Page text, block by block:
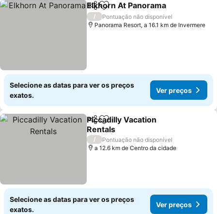
PartilharAdicionar aos favoritos
Elkhorn At Panorama
/
Pontuação não disponível
Panorama Resort, a 16.1 km de Invermere
Selecione as datas para ver os preços
exatos.
Ver preços
PartilharAdicionar aos favoritos
Piccadilly Vacation
Rentals
Ver preços
/
Pontuação não disponível
a 12.6 km de Centro da cidade
Selecione as datas para ver os preços
exatos.
Ver preços